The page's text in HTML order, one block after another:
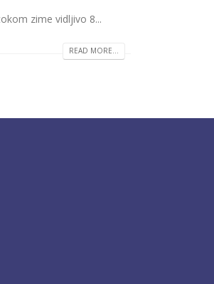
zime vidljivo 8...
READ MORE...